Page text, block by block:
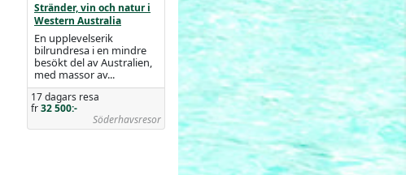
Stränder, vin och natur i
Western Australia
En upplevelserik
bilrundresa i en mindre
besökt del av Australien,
med massor av...
17 dagars resa
fr32 500:-
Söderhavsresor